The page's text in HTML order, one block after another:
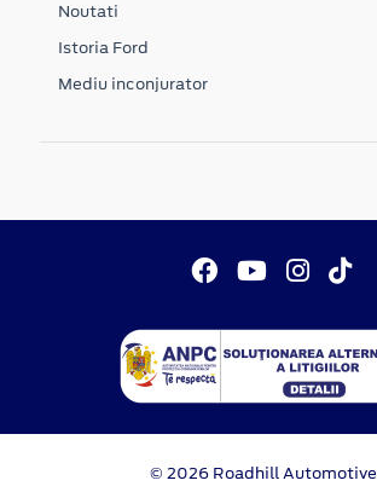
Noutati
Istoria Ford
Mediu inconjurator
© 2026 Roadhill Automotive